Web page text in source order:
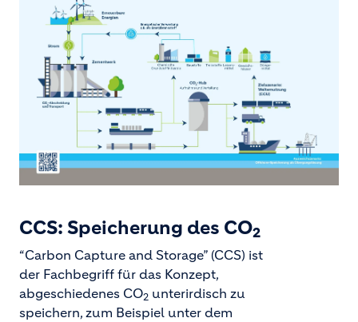
CCS: Speicherung des CO2
“Carbon Capture and Storage” (CCS) ist
der Fachbegriff für das Konzept,
abgeschiedenes CO2 unterirdisch zu
speichern, zum Beispiel unter dem